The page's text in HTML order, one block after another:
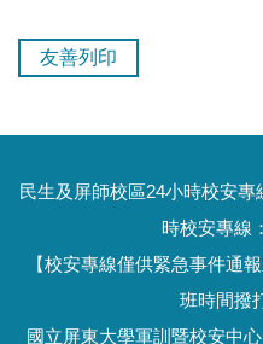
友善列印
民生及屏師校區24小時校安
時校安專線
【校安專線僅供緊急事件通
班時間撥
國立屏東大學軍訓暨校安中